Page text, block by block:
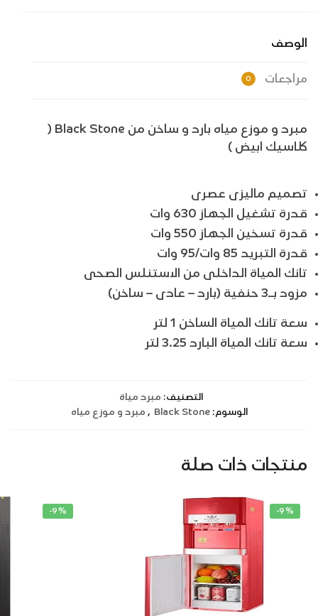
الوصف
مراجعات 0
مبرد و موزع مياه بارد و ساخن من Black Stone (
كلاسيك ابيض )
تصميم ماليزى عصرى
قدرة تشغيل الجهاز 630 وات
قدرة تسخين الجهاز 550 وات
قدرة التبريد 85 وات/95 وات
تانك المياة الداخلى من الاستنلس الصحى
مزود بـ3 حنفية (بارد – عادى – ساخن)
سعة تانك المياة الساخن 1 لتر
سعة تانك المياة البارد 3.25 لتر
التصنيف: مبرد مياة
الوسوم:Black Stone
, مبرد و موزع مياه
منتجات ذات صلة
-9%
-9%